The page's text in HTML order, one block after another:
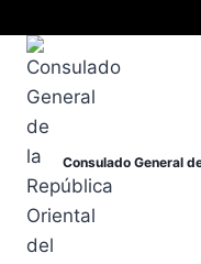
Consulado General